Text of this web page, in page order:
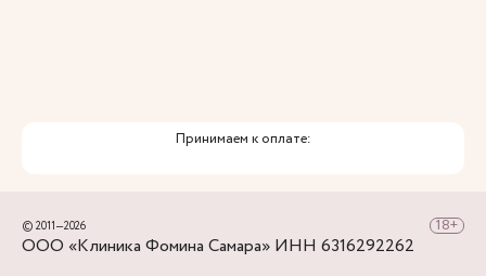
Принимаем к оплате:
© 2011—2026
ООО «Клиника Фомина Самара» ИНН 6316292262